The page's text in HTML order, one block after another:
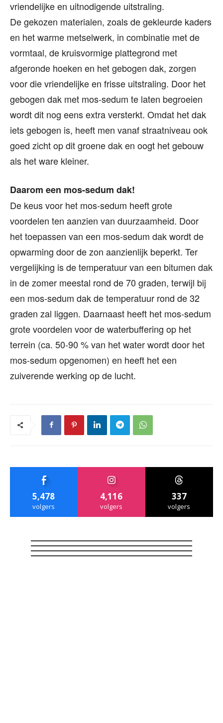
vriendelijke en uitnodigende uitstraling.
De gekozen materialen, zoals de gekleurde kaders
en het warme metselwerk, in combinatie met de
vormtaal, de kruisvormige plattegrond met
afgeronde hoeken en het gebogen dak, zorgen
voor die vriendelijke en frisse uitstraling. Door het
gebogen dak met mos-sedum te laten begroeien
wordt dit nog eens extra versterkt. Omdat het dak
iets gebogen is, heeft men vanaf straatniveau ook
goed zicht op dit groene dak en oogt het gebouw
als het ware kleiner.
Daarom een mos-sedum dak!
De keus voor het mos-sedum heeft grote
voordelen ten aanzien van duurzaamheid. Door
het toepassen van een mos-sedum dak wordt de
opwarming door de zon aanzienlijk beperkt. Ter
vergelijking is de temperatuur van een bitumen dak
in de zomer meestal rond de 70 graden, terwijl bij
een mos-sedum dak de temperatuur rond de 32
graden zal liggen. Daarnaast heeft het mos-sedum
grote voordelen voor de waterbuffering op het
terrein (ca. 50-90 % van het water wordt door het
mos-sedum opgenomen) en heeft het een
zuiverende werking op de lucht.
5,478
volgers
4,116
volgers
337
volgers